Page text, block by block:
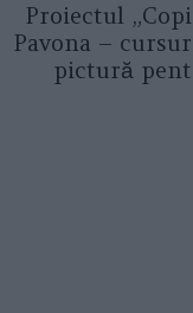
Proiectul
Pavona –
pictură